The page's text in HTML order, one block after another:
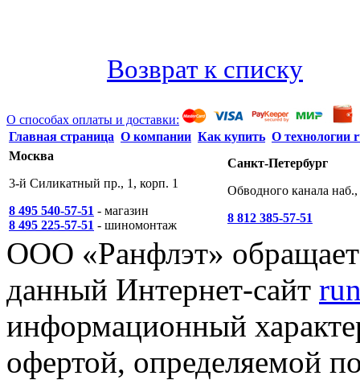
Возврат к списку
О способах оплаты и доставки:
Главная страница О компании Как купить О технологии
Москва
3-й Силикатный пр., 1, корп. 1
8 495 540-57-51 - магазин
8 495 225-57-51 - шиномонтаж
Санкт-Петербург
Обводного канала
8 812 385-57-51
ООО «Ранфлэт»
данный Интернет-сайт
информационный
офертой, определяемой